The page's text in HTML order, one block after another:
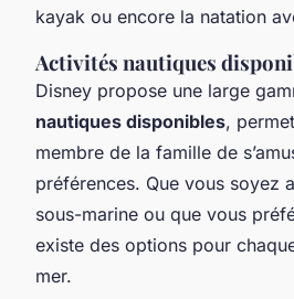
kayak ou encore la natation
Activités nautiques
Disney propose une large
nautiques disponibles,
membre de la famille de
préférences. Que vous soyez
sous-marine ou que vous
existe des options pour
mer.